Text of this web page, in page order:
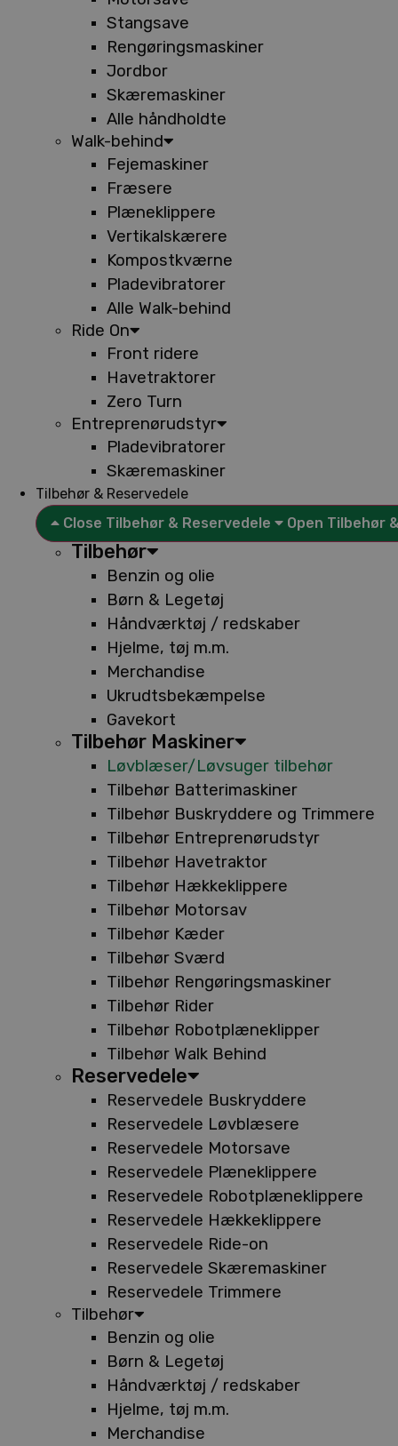
Stangsave
Rengøringsmaskiner
Jordbor
Skæremaskiner
Alle håndholdte
Walk-behind
Fejemaskiner
Fræsere
Plæneklippere
Vertikalskærere
Kompostkværne
Pladevibratorer
Alle Walk-behind
Ride On
Front ridere
Havetraktorer
Zero Turn
Entreprenørudstyr
Pladevibratorer
Skæremaskiner
Tilbehør & Reservedele
Close Tilbehør & Reservedele
Open Tilbehør
Tilbehør
Benzin og olie
Børn & Legetøj
Håndværktøj / redskaber
Hjelme, tøj m.m.
Merchandise
Ukrudtsbekæmpelse
Gavekort
Tilbehør Maskiner
Løvblæser/Løvsuger tilbehør
Tilbehør Batterimaskiner
Tilbehør Buskryddere og Trimmere
Tilbehør Entreprenørudstyr
Tilbehør Havetraktor
Tilbehør Hækkeklippere
Tilbehør Motorsav
Tilbehør Kæder
Tilbehør Sværd
Tilbehør Rengøringsmaskiner
Tilbehør Rider
Tilbehør Robotplæneklipper
Tilbehør Walk Behind
Reservedele
Reservedele Buskryddere
Reservedele Løvblæsere
Reservedele Motorsave
Reservedele Plæneklippere
Reservedele Robotplæneklippere
Reservedele Hækkeklippere
Reservedele Ride-on
Reservedele Skæremaskiner
Reservedele Trimmere
Tilbehør
Benzin og olie
Børn & Legetøj
Håndværktøj / redskaber
Hjelme, tøj m.m.
Merchandise